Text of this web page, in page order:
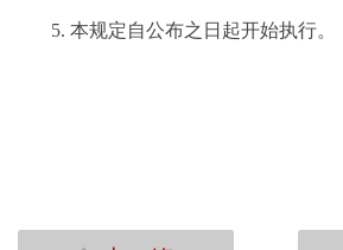
5. 本规定自公布之日起开始执行。